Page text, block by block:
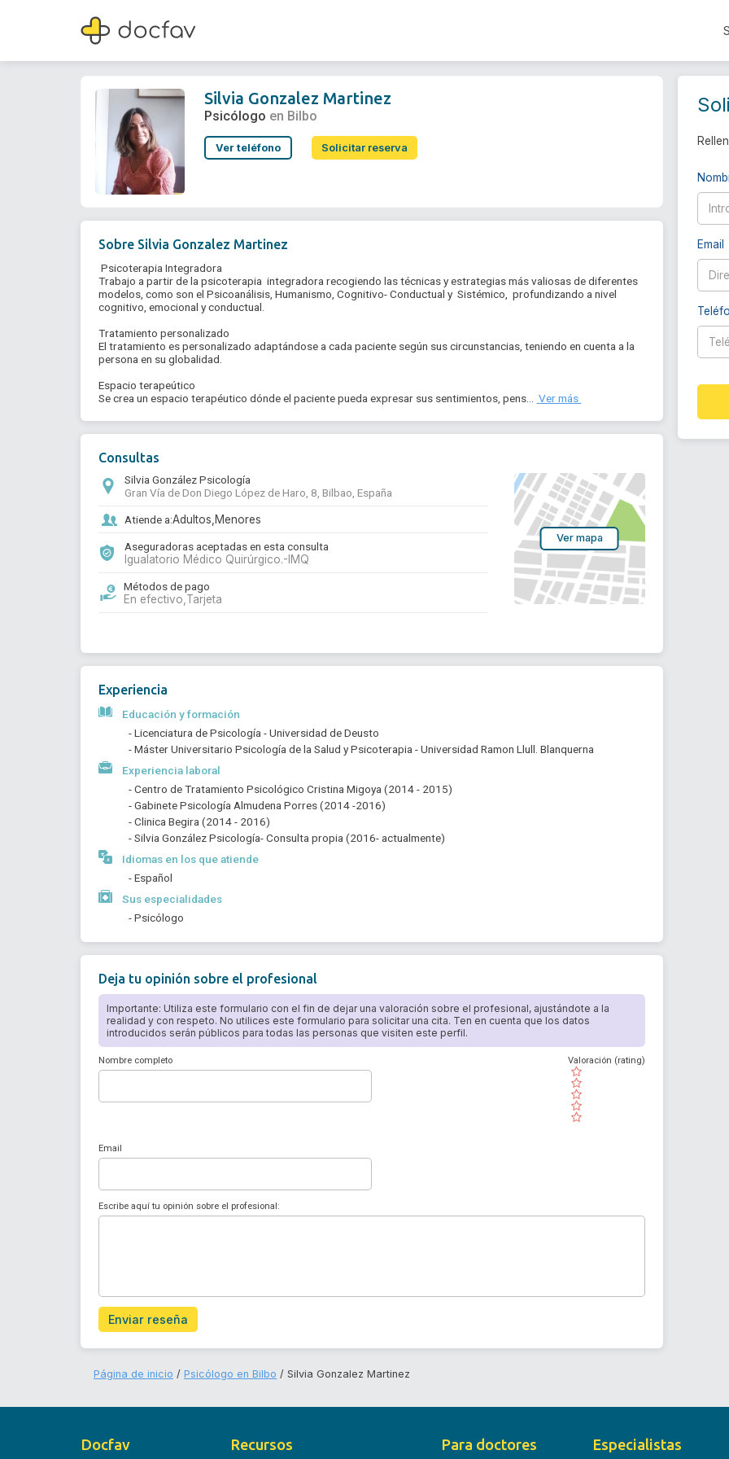
Silvia Gonzalez Martinez
Psicólogo
Silvia Gonzalez Martinez
Psicólogo en Bilbo
Ver teléfono Solicitar reserva
Sobre Silvia Gonzalez Martinez
Psicoterapia Integradora
Trabajo a partir de la psicoterapia  integradora recogiendo las técnicas y estrategias más valiosas de diferentes
modelos, como son el Psicoanálisis, Humanismo, Cognitivo- Conductual y  Sistémico,  profundizando a nivel
cognitivo, emocional y conductual.
Tratamiento personalizado
El tratamiento es personalizado adaptándose a cada paciente según sus circunstancias, teniendo en cuenta a la
persona en su globalidad.
Espacio terapeútico
Se crea un espacio terapéutico dónde el paciente pueda expresar sus sentimientos, pens...
Ver más
Consultas
Silvia González Psicología
Gran Vía de Don Diego López de Haro, 8, Bilbao, España
Atiende a:Adultos, Menores
Aseguradoras aceptadas en esta consulta
Igualatorio Médico Quirúrgico.-IMQ
Métodos de pago
En efectivo, Tarjeta
Ver mapa
Experiencia
Educación y formación
- Licenciatura de Psicología - Universidad de Deusto
- Máster Universitario Psicología de la Salud y Psicoterapia - Universidad Ramon Llull. Blanquerna
Experiencia laboral
- Centro de Tratamiento Psicológico Cristina Migoya (2014 - 2015)
- Gabinete Psicología Almudena Porres (2014 -2016)
- Clinica Begira (2014 - 2016)
- Silvia González Psicología- Consulta propia (2016- actualmente)
Idiomas en los que atiende
- Español
Sus especialidades
- Psicólogo
Deja tu opinión sobre el profesional
Importante: Utiliza este formulario con el fin de dejar una valoración sobre el profesional, ajustándote a la
realidad y con respeto. No utilices este formulario para solicitar una cita. Ten en cuenta que los datos
introducidos serán públicos para todas las personas que visiten este perfil.
Nombre completo
( )
( )
( )
( )
( )
Valoración (rating)
Email
Escribe aquí tu opinión sobre el profesional:
Enviar reseña
Email
Página de inicio Psicólogo en Bilbo Silvia Gonzalez Martinez
Docfav Recursos Para doctores Especialistas